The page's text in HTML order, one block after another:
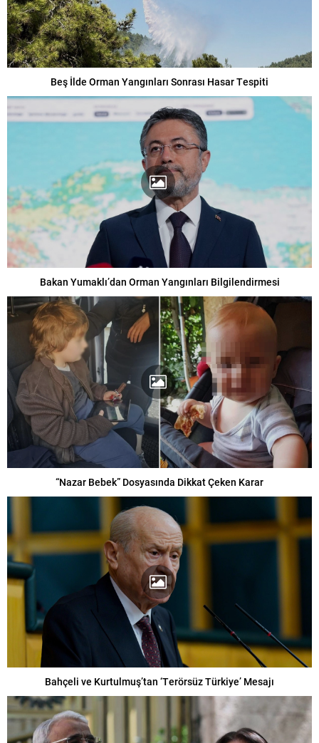
Beş İlde Orman Yangınları Sonrası Hasar Tespiti
Bakan Yumaklı’dan Orman Yangınları Bilgilendirmesi
“Nazar Bebek” Dosyasında Dikkat Çeken Karar
Bahçeli ve Kurtulmuş’tan ‘Terörsüz Türkiye’ Mesajı